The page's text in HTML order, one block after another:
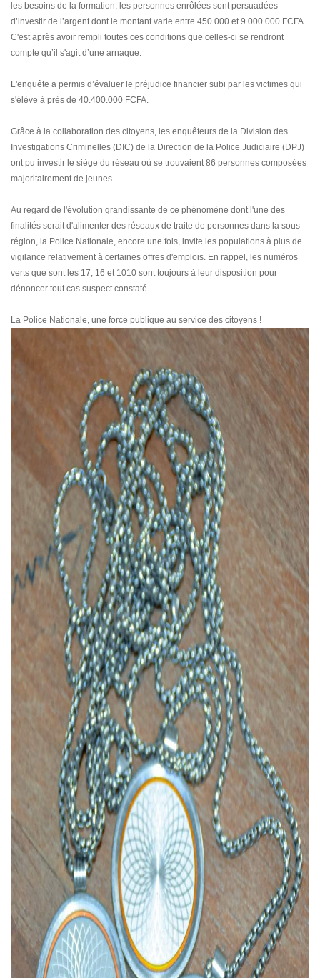
les besoins de la formation, les personnes enrôlées sont persuadées
d’investir de l’argent dont le montant varie entre 450.000 et 9.000.000 FCFA.
C'est après avoir rempli toutes ces conditions que celles-ci se rendront
compte qu’il s'agit d’une arnaque.
L'enquête a permis d’évaluer le préjudice financier subi par les victimes qui
s'élève à près de 40.400.000 FCFA.
Grâce à la collaboration des citoyens, les enquêteurs de la Division des
Investigations Criminelles (DIC) de la Direction de la Police Judiciaire (DPJ)
ont pu investir le siège du réseau où se trouvaient 86 personnes composées
majoritairement de jeunes.
Au regard de l'évolution grandissante de ce phénomène dont l'une des
finalités serait d'alimenter des réseaux de traite de personnes dans la sous-
région, la Police Nationale, encore une fois, invite les populations à plus de
vigilance relativement à certaines offres d'emplois. En rappel, les numéros
verts que sont les 17, 16 et 1010 sont toujours à leur disposition pour
dénoncer tout cas suspect constaté.
La Police Nationale, une force publique au service des citoyens !